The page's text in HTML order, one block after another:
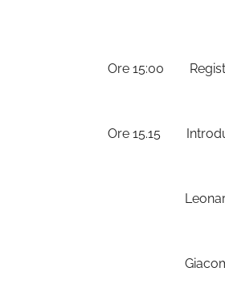
Ore 15:00
Ore 15.15
Giacomo